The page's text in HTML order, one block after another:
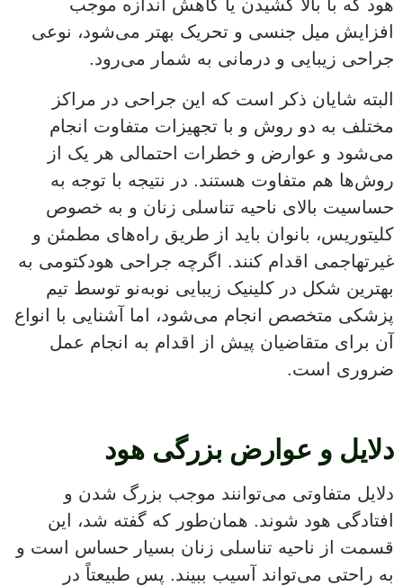
هود که با بالا کشیدن یا کاهش اندازه موجب
افزایش میل جنسی و تحریک بهتر می‌شود، نوعی
جراحی زیبایی و درمانی به شمار می‌رود.
البته شایان ذکر است که این جراحی در مراکز
مختلف به دو روش و با تجهیزات متفاوت انجام
می‌شود و عوارض و خطرات احتمالی هر یک از
روش‌ها هم متفاوت هستند. در نتیجه با توجه به
حساسیت بالای ناحیه تناسلی زنان و به خصوص
کلیتوریس، بانوان باید از طریق راه‌های مطمئن و
غیرتهاجمی اقدام کنند. اگرچه جراحی هودکتومی به
بهترین شکل در کلینیک زیبایی نوبه‌نو توسط تیم
پزشکی متخصص انجام می‌شود، اما آشنایی با انواع
آن برای متقاضیان پیش از اقدام به انجام عمل
ضروری است.
دلایل و عوارض بزرگی هود
دلایل متفاوتی می‌توانند موجب بزرگ شدن و
افتادگی هود شوند. همان‌طور که گفته شد، این
قسمت از ناحیه تناسلی زنان بسیار حساس است و
به راحتی می‌تواند آسیب ببیند. پس طبیعتاً در